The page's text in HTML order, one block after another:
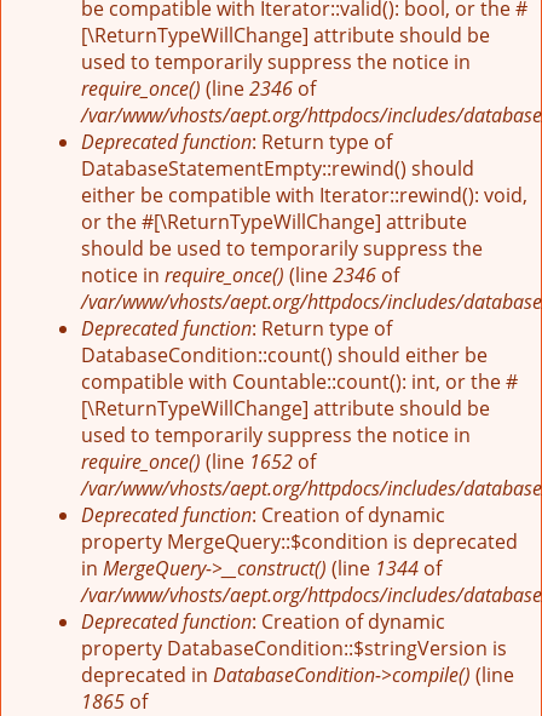
be compatible with Iterator::valid(): bool, or the #
[\ReturnTypeWillChange] attribute should be
used to temporarily suppress the notice in
require_once() (line2346 of
/var/www/vhosts/aept.org/httpdocs/includes/
Deprecated function: Return type of
DatabaseStatementEmpty::rewind() should
either be compatible with Iterator::rewind(): void,
or the #[\ReturnTypeWillChange] attribute
should be used to temporarily suppress the
notice in require_once() (line2346 of
/var/www/vhosts/aept.org/httpdocs/includes/
Deprecated function: Return type of
DatabaseCondition::count() should either be
compatible with Countable::count(): int, or the #
[\ReturnTypeWillChange] attribute should be
used to temporarily suppress the notice in
require_once() (line 1652 of
/var/www/vhosts/aept.org/httpdocs/includes/
Deprecated function: Creation of dynamic
property MergeQuery::$condition is deprecated
in MergeQuery->__construct() (line 1344 of
/var/www/vhosts/aept.org/httpdocs/includes/
Deprecated function: Creation of dynamic
property DatabaseCondition::$stringVersion is
deprecated in DatabaseCondition->compile() (line
1865 of